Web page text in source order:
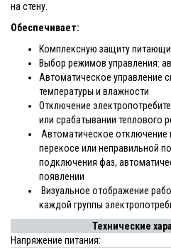
на стену.
Обеспечивает:
Комплексную защиту
Выбор режимов управления:
Автоматическое управление
температуры и влажности
Отключение
или срабатывании теплового
Автоматическое отключение
перекосе или неправильной
подключения фаз,
появлении
Визуальное отображение
каждой группы
Технические
Напряжение питания: